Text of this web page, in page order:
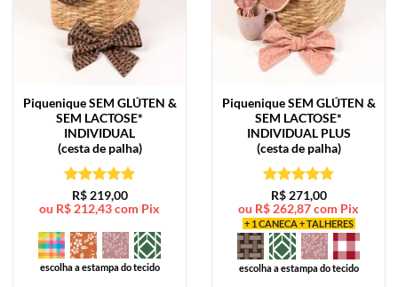
Piquenique SEM GLÚTEN &
SEM LACTOSE*
INDIVIDUAL
(cesta de palha)
Avaliação5
de 5
R$219,00
ou R$ 212,43com Pix
escolha a estampa do tecido
Piquenique SEM GLÚTEN &
SEM LACTOSE*
INDIVIDUAL PLUS
(cesta de palha)
Avaliação5
de 5
R$271,00
ou R$ 262,87com Pix
+ 1 CANECA + TALHERES
escolha a estampa do tecido